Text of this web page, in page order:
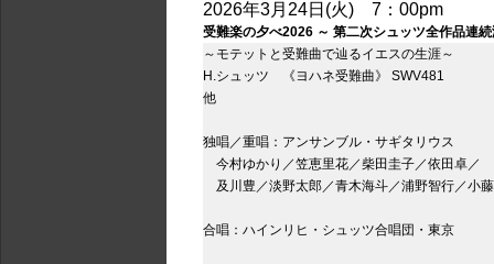
2026年3月24日(火) 7：00pm
受難楽の夕べ2026 ～ 第二次シュッツ全作品連
～モテットと受難曲で辿るイエスの生涯～
H.シュッツ 《ヨハネ受難曲》 SWV481
他
独唱／重唱：アンサンブル・サギタリウス
今村ゆかり／笠恵里花／柴田圭子／依田卓／
及川豊／淡野太郎／青木海斗／浦野智行／小
合唱：ハインリヒ・シュッツ合唱団・東京